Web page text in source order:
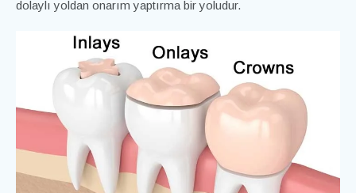
dolaylı yoldan onarım yaptırma bir yoludur.